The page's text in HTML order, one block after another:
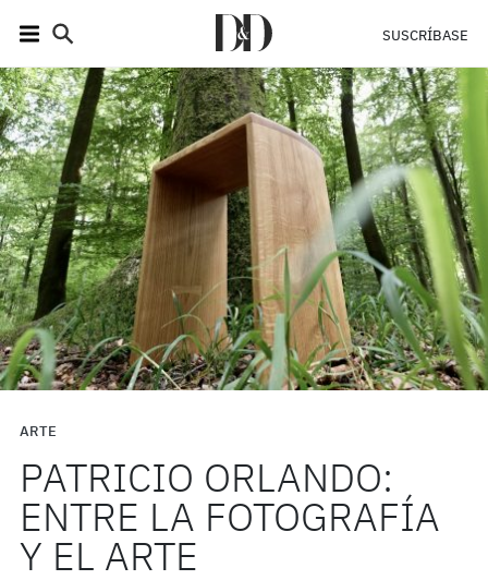
SUSCRÍBASE
ARTE
PATRICIO ORLANDO:
ENTRE LA FOTOGRAFÍA
Y EL ARTE